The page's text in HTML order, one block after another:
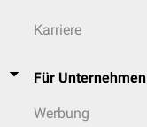
Karriere
Für Unternehmen
Werbung